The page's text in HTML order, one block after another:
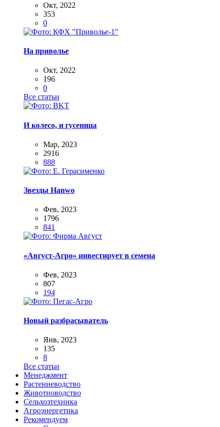
Окт, 2022
353
0
На приволье
Окт, 2022
196
0
Все статьи
И колесо, и гусеница
Мар, 2023
2916
888
Звезды Hanwo
Фев, 2023
1796
841
«Август-Агро» инвестирует в семена
Фев, 2023
807
194
Новый разбрасыватель
Янв, 2023
135
8
Все статьи
Менеджмент
Растениеводство
Животноводство
Сельхозтехника
Агроэнергетика
Рекомендуем